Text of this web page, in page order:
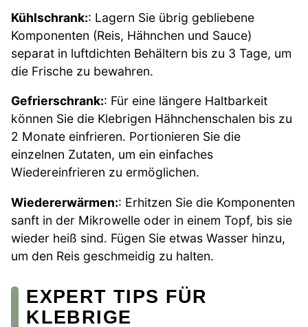
Kühlschrank:: Lagern Sie übrig gebliebene
Komponenten (Reis, Hähnchen und Sauce)
separat in luftdichten Behältern bis zu 3 Tage, um
die Frische zu bewahren.
Gefrierschrank:: Für eine längere Haltbarkeit
können Sie die Klebrigen Hähnchenschalen bis zu
2 Monate einfrieren. Portionieren Sie die
einzelnen Zutaten, um ein einfaches
Wiedereinfrieren zu ermöglichen.
Wiedererwärmen:: Erhitzen Sie die Komponenten
sanft in der Mikrowelle oder in einem Topf, bis sie
wieder heiß sind. Fügen Sie etwas Wasser hinzu,
um den Reis geschmeidig zu halten.
EXPERT TIPS FÜR
KLEBRIGE